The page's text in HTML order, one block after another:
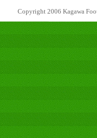
Copyright 2006 Kagawa